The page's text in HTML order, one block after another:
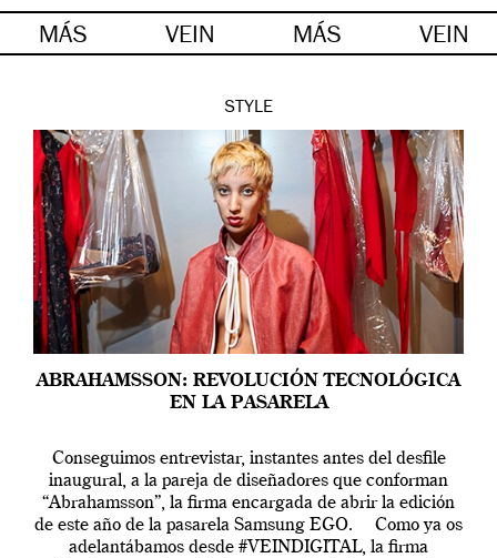
MÁS VEIN MÁS VEIN
STYLE
ABRAHAMSSON: REVOLUCIÓN TECNOLÓGICA
EN LA PASARELA
Conseguimos entrevistar, instantes antes del desfile
inaugural, a la pareja de diseñadores que conforman
“Abrahamsson”, la firma encargada de abrir la edición
de este año de la pasarela Samsung EGO. Como ya os
adelantábamos desde #VEINDIGITAL, la firma